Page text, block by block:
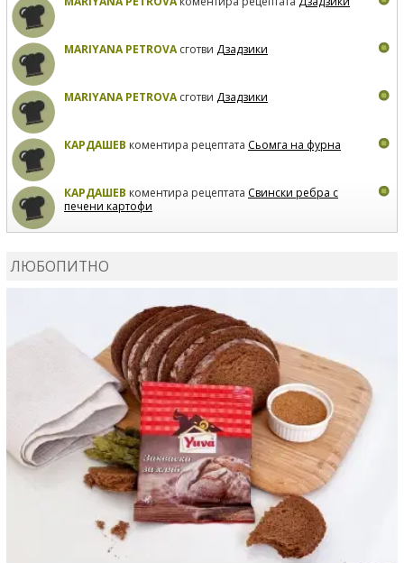
MARIYANA PETROVAсготви Дзадзики
MARIYANA PETROVAсготви Дзадзики
КАРДАШЕВ коментира рецептата Сьомга на фурна
КАРДАШЕВ коментира рецептата Свински ребра с
печени картофи
ЛЮБОПИТНО